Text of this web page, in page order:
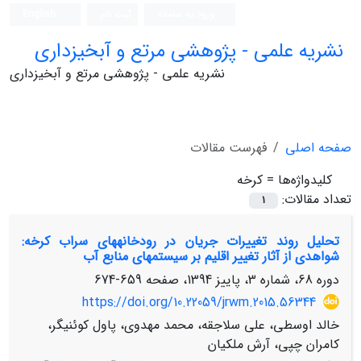
نشریه علمی - پژوهشی مرتع و آبخیزداری
نشریه علمی - پژوهشی مرتع و آبخیزداری
صفحه اصلی
فهرست مقالات
کلیدواژه‌ها = کرخه
تعداد مقالات:
1
تحلیل روند تغییرات جریان در رودخانه‏های سراب کرخه:
شواهدی از آثار تغییر اقلیم بر سیستم‏های منابع آب
دوره 68، شماره 3، پاییز 1394، صفحه
659-674
https://doi.org/10.22059/jrwm.2015.56344
خالد اوسطی، علی سلاجقه، محمد مهدوی، پاول کوئنیگر،
کامران چپی، آرش ملکیان